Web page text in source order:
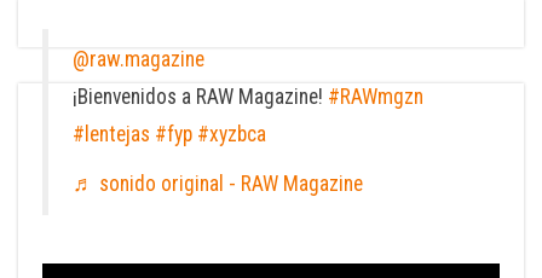
@raw.magazine
¡Bienvenidos a RAW Magazine! #RAWmgzn
#lentejas #fyp #xyzbca
♬ sonido original - RAW Magazine